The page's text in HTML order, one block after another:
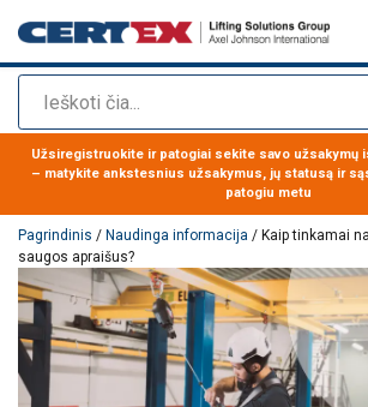
Paieška
Produktas buvo pridėtas prie jūsų užklausos
Užsiregistruokite ir patogiai sekite savo užsakymų
– matykite ankstesnius užsakymus, jų statusą ir
patogiu metu
Pagrindinis / Naudinga informacija / Kaip tinkamai
saugos apraišus?